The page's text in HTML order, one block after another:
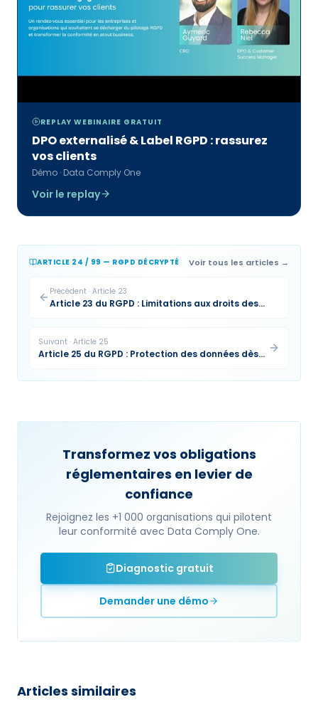
REPLAY WEBINAIRE GRATUIT
DPO externalisé & Label RGPD : rassurez
vos clients
Démo · Data Comply One
Voir le replay
ARTICLE 24 / 99 — RGPD DÉCRYPTÉ Voir tous les articles →
Précédent · Article 23
Article 23 du RGPD : Limitations aux droits des
Suivant · Article 25
Article 25 du RGPD : Protection des données dès
Transformez vos obligations
réglementaires en levier de
confiance
Rejoignez les +1 000 organisations qui pilotent
leur conformité avec Data Comply One.
Diagnostic gratuit
Demander une démo
Articles similaires